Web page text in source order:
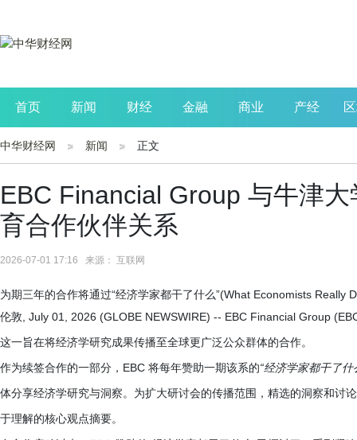
首页 新闻 财经 金融 商业 产经
公司 生活 读书
中华财经网 新闻 正文
EBC Financial Group 与牛津
育合作伙伴关系
2026-07-01 17:16 来源： 互联网
为期三年的合作将通过“经济学家都干了什么”(What Economists Really
伦敦, July 01, 2026 (GLOBE NEWSWIRE) -- EBC Financial Group
这一旨在将经济学研究成果传播至全球更广泛公众群体的合作。
作为续签合作的一部分，EBC 将每年赞助一期该系的“经济学家都干了什
体分享经济学研究与洞察。为扩大研讨会的传播范围，精选的洞察和讨
于理解的核心观点摘要。